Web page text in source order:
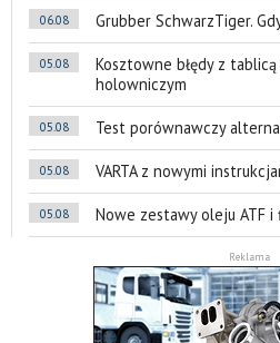
06.08 Grubber SchwarzTiger.
05.08
Kosztowne błędy z
holowniczym
05.08 Test porównawczy
05.08 VARTA z nowymi
05.08 Nowe zestawy oleju ATF
Reklama